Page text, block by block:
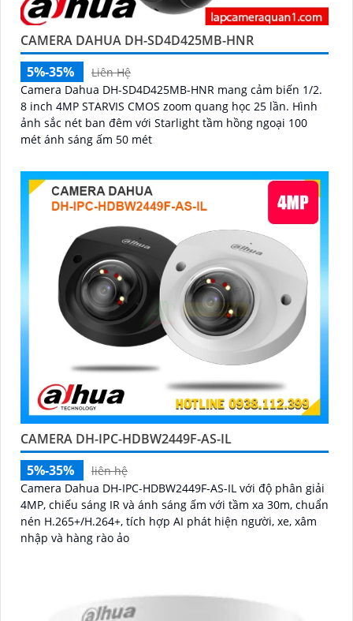
CAMERA DAHUA DH-SD4D425MB-HNR
5%-35%
Liên Hệ
Camera Dahua DH-SD4D425MB-HNR mang cảm biến 1/2.
8 inch 4MP STARVIS CMOS zoom quang học 25 lần. Hình
ảnh sắc nét ban đêm với Starlight tầm hồng ngoại 100
mét ánh sáng ấm 50 mét
CAMERA DH-IPC-HDBW2449F-AS-IL
5%-35%
liên hệ
Camera Dahua DH-IPC-HDBW2449F-AS-IL với độ phân giải
4MP, chiếu sáng IR và ánh sáng ấm với tầm xa 30m, chuẩn
nén H.265+/H.264+, tích hợp AI phát hiện người, xe, xâm
nhập và hàng rào ảo